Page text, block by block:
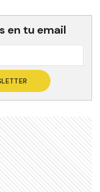
en tu email